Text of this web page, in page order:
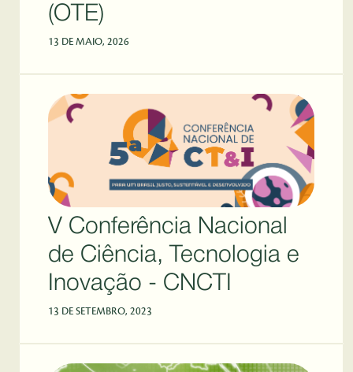
(OTE)
13 DE MAIO, 2026
V Conferência Nacional
de Ciência, Tecnologia e
Inovação - CNCTI
13 DE SETEMBRO, 2023